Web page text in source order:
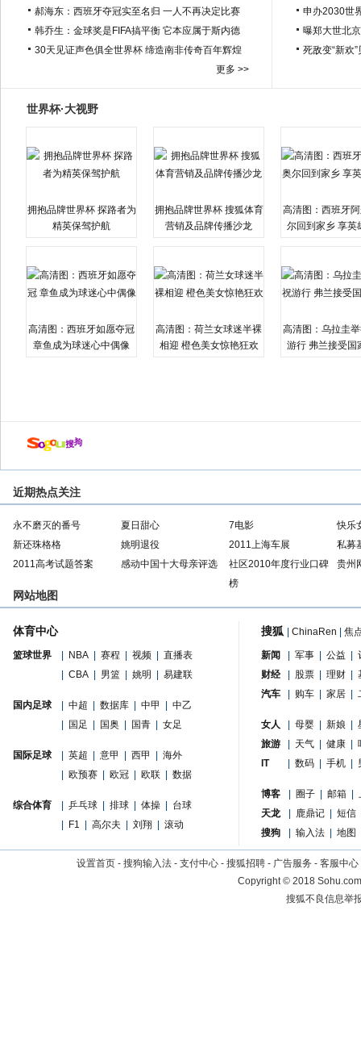
郝海东：西班牙夺冠实至名归 一人不再决定比赛
韩乔生：金球奖是FIFA搞平衡 它本应属于斯内德
30天见证声色俱全世界杯 缔造南非传奇百年辉煌
更多 >>
申办2030世
曝郑大世北
死敌变“新欢
世界杯·大视野
拥抱品牌世界杯 探路者为
精英保驾护航
拥抱品牌世界杯 搜狐体育
营销及品牌传播沙龙
高清图：西班牙
尔回到家乡 享英
高清图：西班牙如愿夺冠
章鱼成为球迷心中偶像
高清图：荷兰女球迷半裸
相迎 橙色美女惊艳狂欢
高清图：乌拉圭
游行 弗兰接受国
近期热点关注
永不磨灭的番号 夏日甜心 7电影
快乐
新还珠格格
姚明退役 2011上海车展
私募
2011高考试题答案
感动中国十大母亲评选
社区2010年度行业口碑
榜
贵州
网站地图
体育中心
篮球世界 NBA 赛程 视频
直播表
CBA 男篮 姚明 易建联
国内足球 中超 数据库 中甲
中乙
国足 国奥 国青 女足
国际足球 英超 意甲 西甲
海外
欧预赛 欧冠 欧联 数据
综合体育 乒乓球 排球 体操
台球
F1 高尔夫 刘翔 滚动
搜狐 ChinaRen 焦
新闻 军事 公益
财经
股票 理财
汽车
购车 家居
女人 母婴 新娘
旅游
天气 健康
IT
数码 手机
博客 圈子 邮箱
天龙
鹿鼎记
短信
搜狗
输入法 地图
设置首页 - 搜狗输入法 - 支付中心 - 搜狐招聘 - 广告服务 - 客服中心
Copyright©2018
搜狐不良信息举